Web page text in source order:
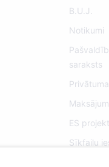
B.U.J.
Notikumi
saraksts
ES
Sīkfailu